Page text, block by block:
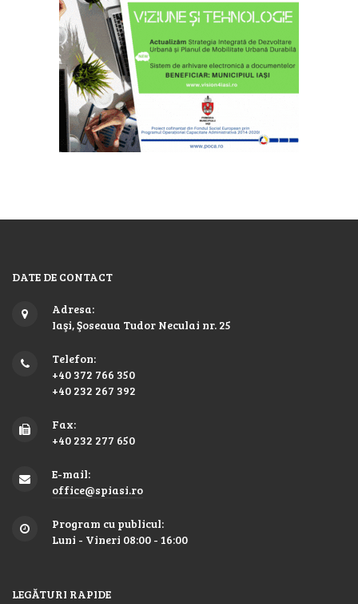
DATE DE CONTACT
Adresa:
Iaşi, Şoseaua Tudor Neculai nr. 25
Telefon:
+40 372 766 350
+40 232 267 392
Fax:
+40 232 277 650
E-mail:
office@spiasi.ro
Program cu publicul:
Luni - Vineri 08:00 - 16:00
LEGĂTURI RAPIDE